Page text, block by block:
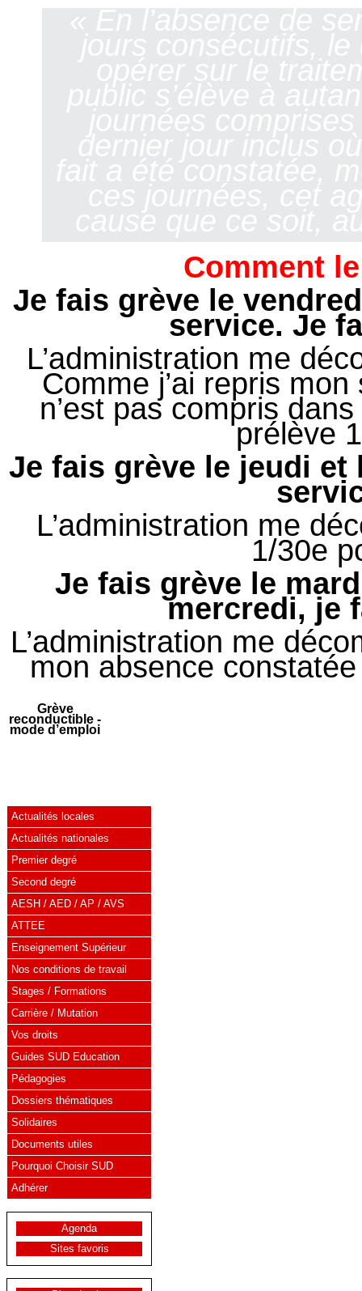
Comment
Je fais grève le
service. Je
L’administration me
Comme j’ai repris
n’est pas compris
prélève
Je fais grève le jeudi et
L’administration me
1/30e
Je fais grève le
mercredi, je
L’administration me
mon absence
Grève
reconductible -
mode d’emploi
Actualités locales
Actualités nationales
Premier degré
Second degré
AESH / AED / AP / AVS
ATTEE
Enseignement Supérieur
Nos conditions de travail
Stages / Formations
Carrière / Mutation
Vos droits
Guides SUD Education
Pédagogies
Dossiers thématiques
Solidaires
Documents utiles
Pourquoi Choisir SUD
Adhérer
Agenda
Sites favoris